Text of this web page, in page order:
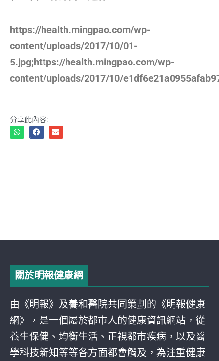
https://health.mingpao.com/wp-
content/uploads/2017/10/01-
5.jpg;https://health.mingpao.com/wp-
content/uploads/2017/10/
分享此內容:
關於明報健康網
由《明報》及養和醫院共同策劃的《明報健康
網》，是一個屬於都巿人的健康資訊網站，從
養生保健、均衡生活、正視都巿疾病，以及醫
學科技新知等等各方面都會觸及，為注重健康